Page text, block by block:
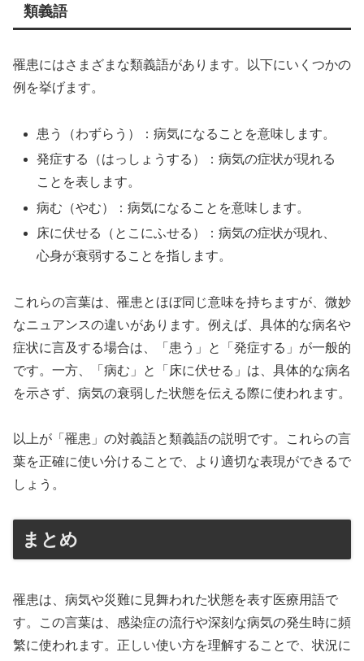
類義語
罹患にはさまざまな類義語があります。以下にいくつかの
例を挙げます。
患う（わずらう）：病気になることを意味します。
発症する（はっしょうする）：病気の症状が現れる
ことを表します。
病む（やむ）：病気になることを意味します。
床に伏せる（とこにふせる）：病気の症状が現れ、
心身が衰弱することを指します。
これらの言葉は、罹患とほぼ同じ意味を持ちますが、微妙
なニュアンスの違いがあります。例えば、具体的な病名や
症状に言及する場合は、「患う」と「発症する」が一般的
です。一方、「病む」と「床に伏せる」は、具体的な病名
を示さず、病気の衰弱した状態を伝える際に使われます。
以上が「罹患」の対義語と類義語の説明です。これらの言
葉を正確に使い分けることで、より適切な表現ができるで
しょう。
まとめ
罹患は、病気や災難に見舞われた状態を表す医療用語で
す。この言葉は、感染症の流行や深刻な病気の発生時に頻
繁に使われます。正しい使い方を理解することで、状況に